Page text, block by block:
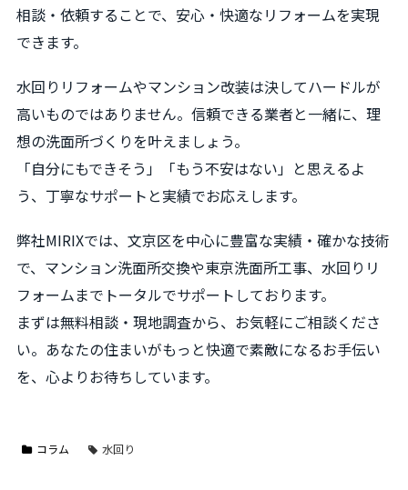
相談・依頼することで、安心・快適なリフォームを実現
できます。
水回りリフォームやマンション改装は決してハードルが
高いものではありません。信頼できる業者と一緒に、理
想の洗面所づくりを叶えましょう。
「自分にもできそう」「もう不安はない」と思えるよ
う、丁寧なサポートと実績でお応えします。
弊社MIRIXでは、文京区を中心に豊富な実績・確かな技術
で、マンション洗面所交換や東京洗面所工事、水回りリ
フォームまでトータルでサポートしております。
まずは無料相談・現地調査から、お気軽にご相談くださ
い。あなたの住まいがもっと快適で素敵になるお手伝い
を、心よりお待ちしています。
コラム 水回り